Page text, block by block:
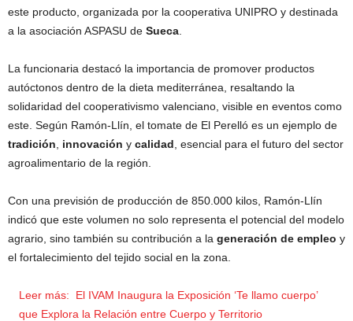
este producto, organizada por la cooperativa UNIPRO y destinada
a la asociación ASPASU de Sueca
La funcionaria destacó la importancia de promover productos
autóctonos dentro de la dieta mediterránea, resaltando la
solidaridad del cooperativismo valenciano, visible en eventos como
este. Según Ramón-Llín, el tomate de El Perelló es un ejemplo de
tradición
innovación y calidad , esencial para el futuro del sector
agroalimentario de la región.
Con una previsión de producción de 850.000 kilos, Ramón-Llín
indicó que este volumen no solo representa el potencial del modelo
agrario, sino también su contribución a la generación de empleo y
el fortalecimiento del tejido social en la zona.
Leer más:
El IVAM Inaugura la Exposición ‘Te llamo cuerpo’
que Explora la Relación entre Cuerpo y Territorio